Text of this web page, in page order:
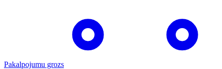
Pakalpojumu grozs